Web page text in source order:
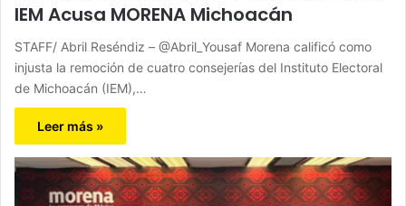
IEM Acusa MORENA Michoacán
STAFF/ Abril Reséndiz – @Abril_Yousaf Morena calificó como
injusta la remoción de cuatro consejerías del Instituto Electoral
de Michoacán (IEM),…
Leer más »